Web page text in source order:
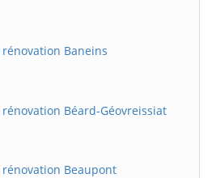
Baneins
Béard-Géovreissiat
Beaupont